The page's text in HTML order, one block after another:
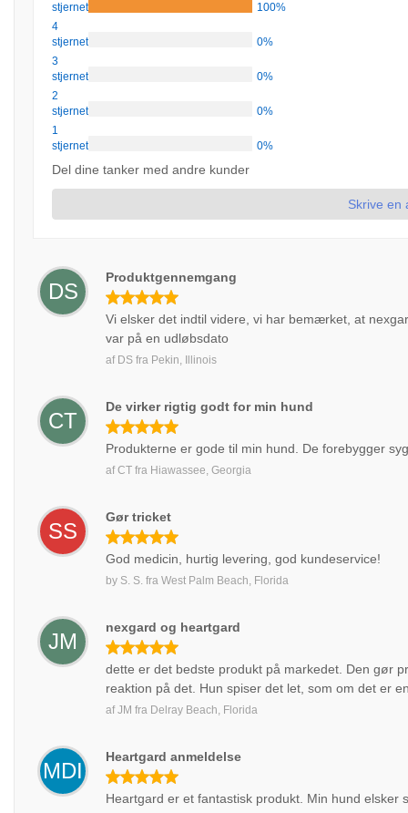
stjernet
100%
4
stjernet
0%
3
stjernet
0%
2
stjernet
0%
1
stjernet
0%
Del dine tanker med andre kunder
Skrive en
DS
Produktgennemgang
Vi elsker det indtil videre, vi har bemærket, at
var på en udløbsdato
af DS fra Pekin, Illinois
CT
De virker rigtig godt for min hund
Produkterne er gode til min hund. De forebygger
afCT fra Hiawassee, Georgia
SS
Gør tricket
God medicin, hurtig levering, god kundeservice!
by S. S. fra West Palm Beach, Florida
JM
nexgard og heartgard
dette er det bedste produkt på markedet. Den gør
reaktion på det. Hun spiser det let, som om det er
afJM fra Delray Beach, Florida
MDI
Heartgard anmeldelse
Heartgard er et fantastisk produkt. Min hund elsker